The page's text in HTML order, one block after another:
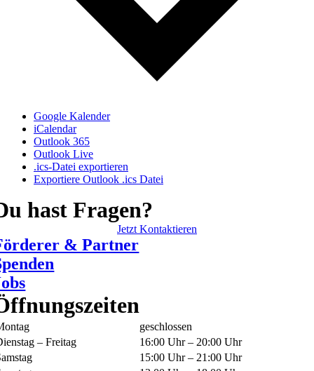
Google Kalender
iCalendar
Outlook 365
Outlook Live
.ics-Datei exportieren
Exportiere Outlook .ics Datei
hast Fragen?
Jetzt Kontaktieren
& Partner
geschlossen
– Freitag
16:00 Uhr – 20:00 Uhr
15:00 Uhr – 21:00 Uhr